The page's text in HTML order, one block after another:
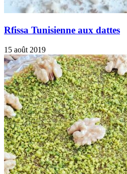
Rfissa Tunisienne aux dattes
15 août 2019